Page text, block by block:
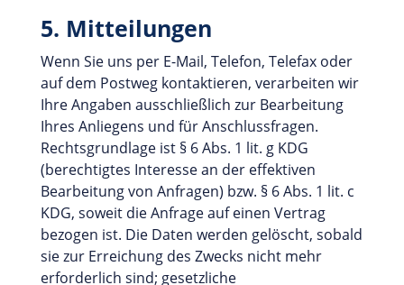
5. Mitteilungen
Wenn Sie uns per E-Mail, Telefon, Telefax oder
auf dem Postweg kontaktieren, verarbeiten wir
Ihre Angaben ausschließlich zur Bearbeitung
Ihres Anliegens und für Anschlussfragen.
Rechtsgrundlage ist § 6 Abs. 1 lit. g KDG
(berechtigtes Interesse an der effektiven
Bearbeitung von Anfragen) bzw. § 6 Abs. 1 lit. c
KDG, soweit die Anfrage auf einen Vertrag
bezogen ist. Die Daten werden gelöscht, sobald
sie zur Erreichung des Zwecks nicht mehr
erforderlich sind; gesetzliche